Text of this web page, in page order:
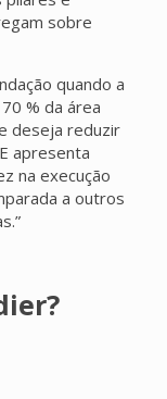
sobre
quando a
% da área
deseja reduzir
apresenta
na execução
a outros